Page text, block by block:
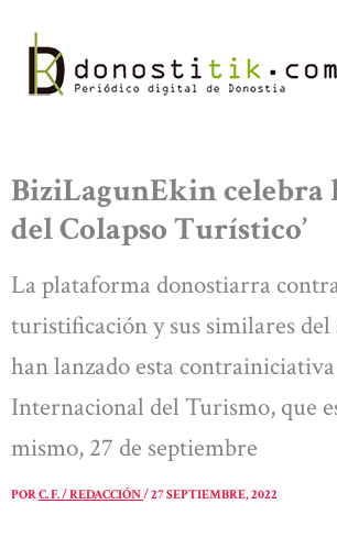
contenido
BiziLagunEkin celebra
del Colapso Turístico’
La plataforma donostiarra
turistificación y sus similares del
han lanzado esta
Internacional del Turismo, que
mismo, 27 de septiembre
PORC. F. / REDACCIÓN/27 SEPTIEMBRE, 2022